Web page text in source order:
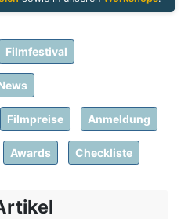
Filmfestival
Filmpreise Anmeldung
Awards Checkliste